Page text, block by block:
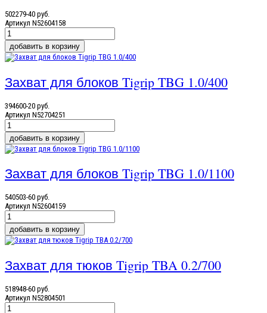
502279-40 руб.
Артикул N52604158
Захват для блоков Tigrip TBG 1.0/400
394600-20 руб.
Артикул N52704251
Захват для блоков Tigrip TBG 1.0/1100
540503-60 руб.
Артикул N52604159
Захват для тюков Tigrip TBA 0.2/700
518948-60 руб.
Артикул N52804501